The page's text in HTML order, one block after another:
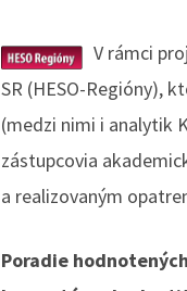
V rámci
SR (HESO-Regióny),
(medzi nimi i analytik
zástupcovia
a realizovaným
Poradie